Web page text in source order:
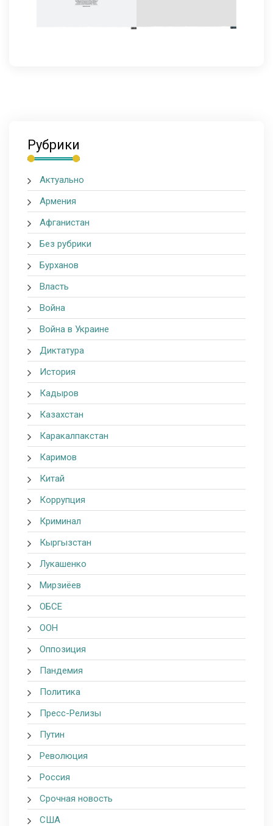
Рубрики
Актуально
Армения
Афганистан
Без рубрики
Бурханов
Власть
Война
Война в Украине
Диктатура
История
Кадыров
Казахстан
Каракалпакстан
Каримов
Китай
Коррупция
Криминал
Кыргызстан
Лукашенко
Мирзиёев
ОБСЕ
ООН
Оппозиция
Пандемия
Политика
Пресс-Релизы
Путин
Революция
Россия
Срочная новость
США